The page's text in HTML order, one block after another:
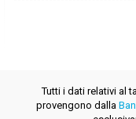
Tutti i dati relativi al
provengono dalla